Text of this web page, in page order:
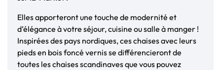
Elles apporteront une touche de modernité et
d’élégance à votre séjour, cuisine ou salle à manger !
Inspirées des pays nordiques, ces chaises avec leurs
pieds en bois foncé vernis se différencieront de
toutes les chaises scandinaves que vous pouvez